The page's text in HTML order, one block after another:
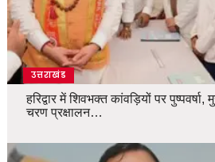
उत्तराखंड
हरिद्वार में शिवभक्त कांवड़ियों पर पुष्पवर्षा,
चरण प्रक्षालन…